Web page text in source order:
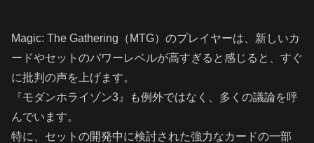
Magic: The Gathering（MTG）のプレイヤーは、新しいカ
ードやセットのパワーレベルが高すぎると感じると、すぐ
に批判の声を上げます。
『モダンホライゾン3』も例外ではなく、多くの議論を呼
んでいます。
特に、セットの開発中に検討された強力なカードの一部